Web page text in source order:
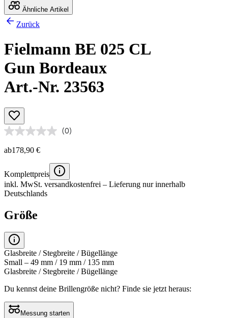
Ähnliche Artikel
Zurück
Fielmann BE 025 CL
Gun Bordeaux
Art.-Nr. 23563
(0)
ab178,90 €
Komplettpreis
inkl. MwSt. versandkostenfrei – Lieferung nur innerhalb
Deutschlands
Größe
Glasbreite / Stegbreite / Bügellänge
Small – 49 mm / 19 mm / 135 mm
Glasbreite / Stegbreite / Bügellänge
Du kennst deine Brillengröße nicht? Finde sie jetzt heraus:
Messung starten